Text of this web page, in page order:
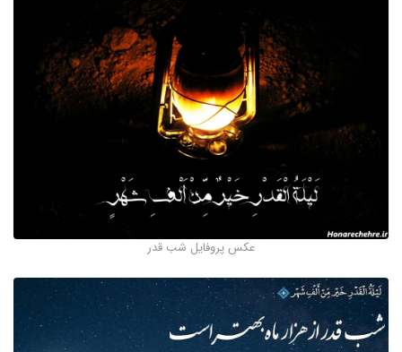
عکس پروفایل شب قدر